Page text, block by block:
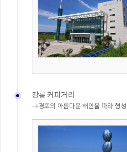
강릉 커피거리
→경포의 아름다운 해안을 따라 형